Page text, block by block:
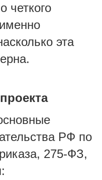
четкого
эта
РФ по
275-ФЗ,